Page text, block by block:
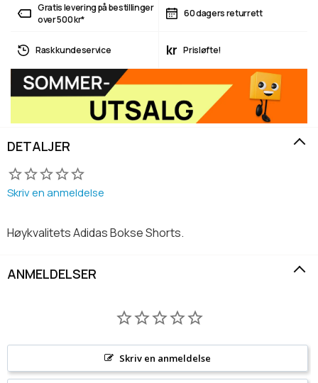
Gratis levering på bestillinger
over 500 kr*
60 dagers returrett
Rask kundeservice kr Prisløfte!
DETALJER
Skriv en anmeldelse
Høykvalitets Adidas Bokse Shorts.
ANMELDELSER
Skriv en anmeldelse